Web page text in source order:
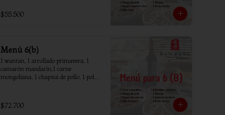
$55.500
Menú 6(b)
1 wantan, 1 arrollado primavera, 1
camarón mandarín,1 carne
mongoliana, 1 chapsui de pollo, 1 pollo
$72.700